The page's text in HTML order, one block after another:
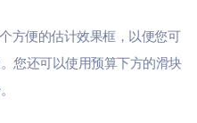
方便的估计效果框，以便您可
您还可以使用预算下方的滑块